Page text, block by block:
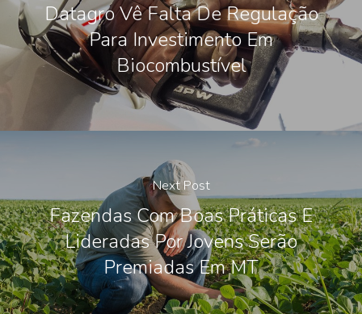
Datagro Vê Falta De Regulação
Para Investimento Em
Biocombustível
Next Post
Fazendas Com Boas Práticas E
Lideradas Por Jovens Serão
Premiadas Em MT